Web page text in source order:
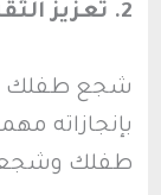
2. تعزيز الثقة بالنفس:
شجع طفلك
بإنجازاته
طفلك